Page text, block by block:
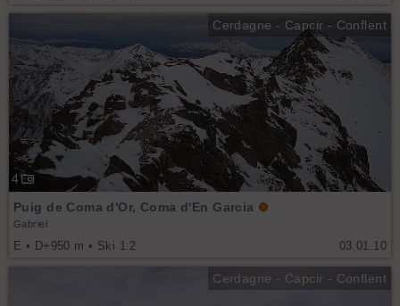
Cerdagne - Capcir - Conflent
4
03.01.10
Puig de Coma d'Or, Coma d'En Garcia
Gabriel
E • D+950 m • Ski 1.2
Cerdagne - Capcir - Conflent